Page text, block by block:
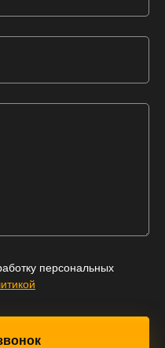
персональных